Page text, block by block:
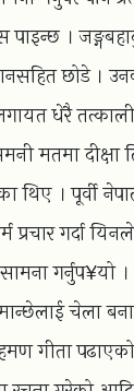
पाइन्छ ।
छोडे ।
धेरै
मतमा दीक्षा
। पूर्वी
गर्दा
गर्नुप¥यो ।
चेला
गीता